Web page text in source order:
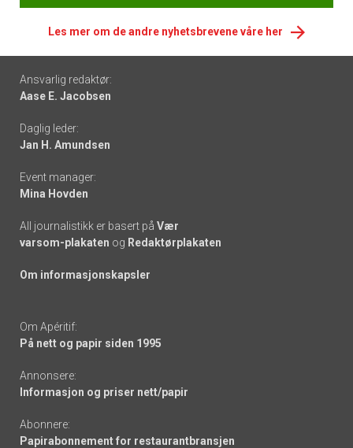
Les mer om de andre nyhetsbrevene våre her
Footer
-
links
Ansvarlig redaktør:
Aase E. Jacobsen
Daglig leder:
Jan H. Amundsen
Event manager:
Mina Hovden
All journalistikk er basert på Vær
varsom-plakaten og Redaktørplakaten
Om informasjonskapsler
Om Apéritif:
På nett og papir siden 1995
Annonsere:
Informasjon og priser nett/papir
Abonnere:
Papirabonnement for restaurantbransjen